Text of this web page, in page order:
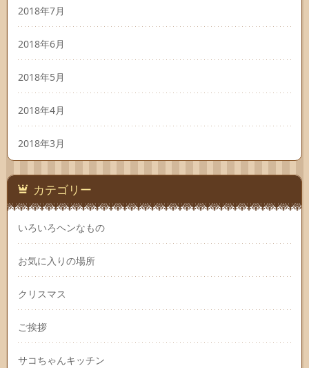
2018年7月
2018年6月
2018年5月
2018年4月
2018年3月
カテゴリー
いろいろヘンなもの
お気に入りの場所
クリスマス
ご挨拶
サコちゃんキッチン